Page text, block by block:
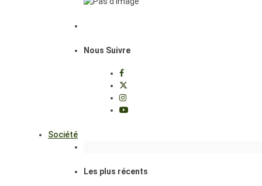
Nous Suivre
Société
Les plus récents